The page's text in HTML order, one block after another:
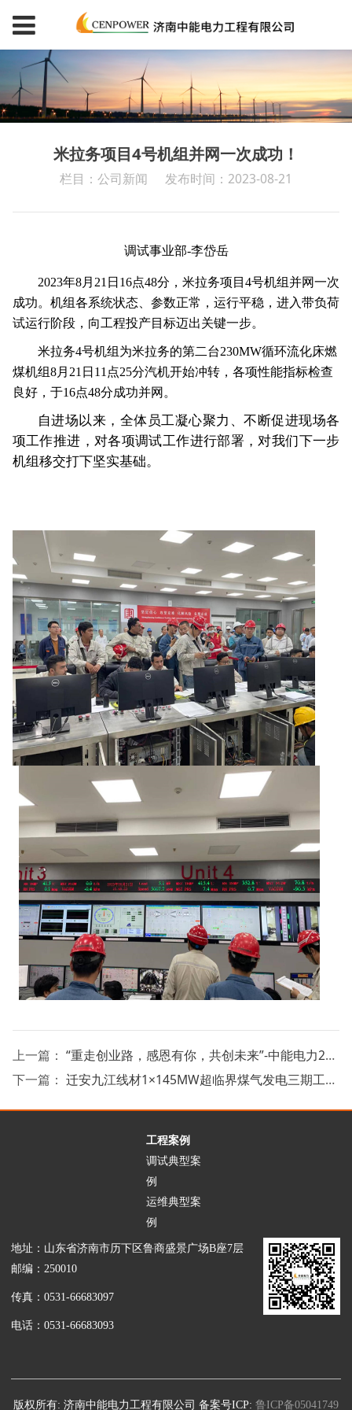
米拉务项目4号机组并网一次成功！
栏目：公司新闻 发布时间：2023-08-21
调试事业部-李岱岳
2023年8月 21 日 16点48分，米拉务项目 4号机组并网一次
成功。机组各系统状态、参数正常，运行平稳，进入带负荷
试运行阶段，向工程投产目标迈出关键一步。
米拉务4号机组为米拉务的第二台230MW循环流化床燃
煤机组8月 21 日 11 点25分汽机开始冲转，各项性能指标检查
良好，于16点48分成功并网。
自进场以来，全体员工凝心聚力、不断促进现场各
项工作推进，对各项调试工作进行部署，对我们下一步
机组移交打下坚实基础。
上一篇： “重走创业路，感恩有你，共创未来”-中能电力20周年庆
下一篇： 迁安九江线材1×145MW超临界煤气发电三期工程72+24顺利结束
工程案例
调试典型案
例
运维典型案
例
地址：山东省济南市历下区鲁商盛景广场B座7层
邮编：250010
传真：0531-66683097
电话：0531-66683093
版权所有: 济南中能电力工程有限公司 备案号ICP: 鲁ICP备05041749